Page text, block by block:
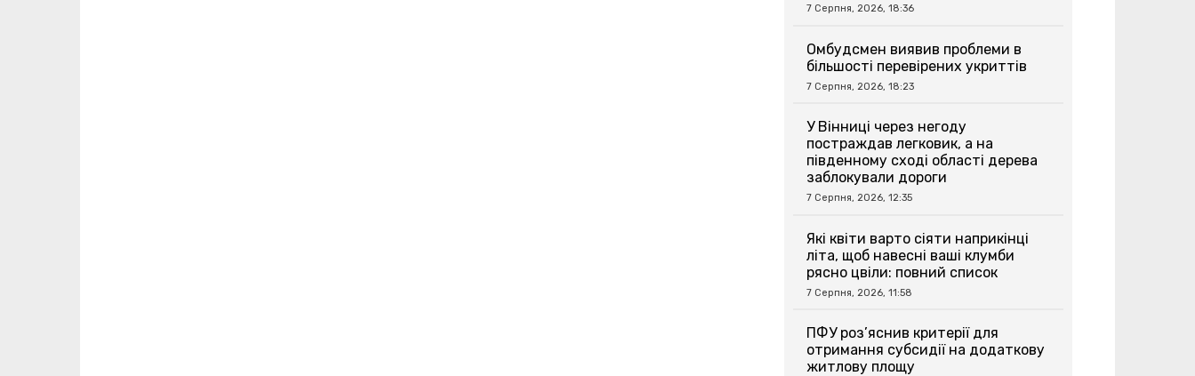
7 Серпня, 2026, 18:36
Омбудсмен виявив проблеми в
більшості перевірених укриттів
7 Серпня, 2026, 18:23
У Вінниці через негоду
постраждав легковик, а на
південному сході області дерева
заблокували дороги
7 Серпня, 2026, 12:35
Які квіти варто сіяти наприкінці
літа, щоб навесні ваші клумби
рясно цвіли: повний список
7 Серпня, 2026, 11:58
ПФУ роз’яснив критерії для
отримання субсидії на додаткову
житлову площу